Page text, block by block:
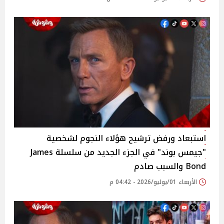
استبعاد ورفض ترشيح هؤلاء النجوم لشخصية
"جيمس بوند" في الجزء الجديد من سلسلة James
Bond والسبب صادم
الأربعاء 01/يوليو/2026 - 04:42 م